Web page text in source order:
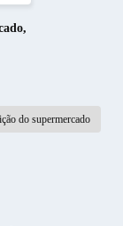
,
do supermercado